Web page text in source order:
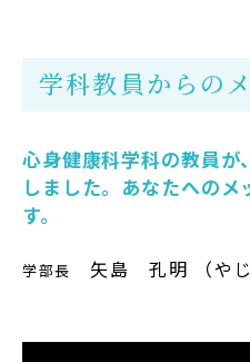
学科教員からの
心身健康科学科の教員が
しました。あなたへのメ
す。
学部長 矢島 孔明 （や